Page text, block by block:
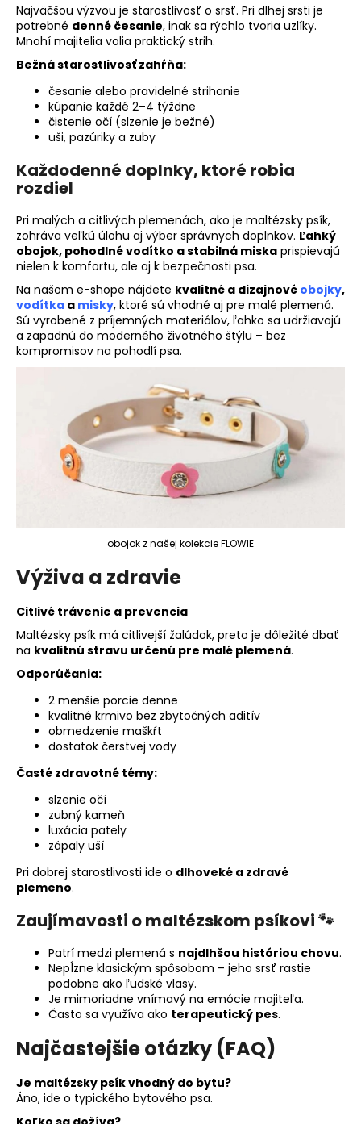
Najväčšou výzvou je starostlivosť o srsť. Pri dlhej srsti je
potrebné denné česanie, inak sa rýchlo tvoria uzlíky.
Mnohí majitelia volia praktický strih.
Bežná starostlivosť zahŕňa:
česanie alebo pravidelné strihanie
kúpanie každé 2–4 týždne
čistenie očí (slzenie je bežné)
uši, pazúriky a zuby
Každodenné doplnky, ktoré robia
rozdiel
Pri malých a citlivých plemenách, ako je maltézsky psík,
zohráva veľkú úlohu aj výber správnych doplnkov. Ľahký
obojok, pohodlné vodítko a stabilná miska prispievajú
nielen k komfortu, ale aj k bezpečnosti psa.
Na našom e-shope nájdete kvalitné a dizajnové obojky,
vodítka a misky, ktoré sú vhodné aj pre malé plemená.
Sú vyrobené z príjemných materiálov, ľahko sa udržiavajú
a zapadnú do moderného životného štýlu – bez
kompromisov na pohodlí psa.
obojok z našej kolekcie FLOWIE
Výživa a zdravie
Citlivé trávenie a prevencia
Maltézsky psík má citlivejší žalúdok, preto je dôležité dbať
na kvalitnú stravu určenú pre malé plemená.
Odporúčania:
2 menšie porcie denne
kvalitné krmivo bez zbytočných aditív
obmedzenie maškŕt
dostatok čerstvej vody
Časté zdravotné témy:
slzenie očí
zubný kameň
luxácia pately
zápaly uší
Pri dobrej starostlivosti ide o dlhoveké a zdravé
plemeno.
Zaujímavosti o maltézskom psíkovi🐾
Patrí medzi plemená s najdlhšou históriou chovu.
Nepĺzne klasickým spôsobom – jeho srsť rastie
podobne ako ľudské vlasy.
Je mimoriadne vnímavý na emócie majiteľa.
Často sa využíva ako terapeutický pes.
Najčastejšie otázky (FAQ)
Je maltézsky psík vhodný do bytu?
Áno, ide o typického bytového psa.